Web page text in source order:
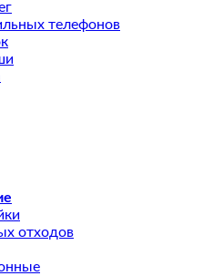
телефонов
отходов